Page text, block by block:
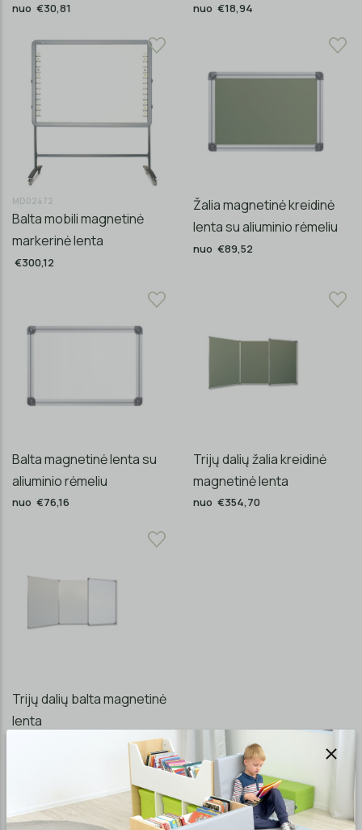
nuo €30,81 nuo €18,94
MD02472
Balta mobili magnetinė
markerinė lenta
€300,12
Žalia magnetinė kreidinė
lenta su aliuminio rėmeliu
nuo €89,52
Balta magnetinė lenta su
aliuminio rėmeliu
nuo €76,16
Trijų dalių žalia kreidinė
magnetinė lenta
nuo €354,70
Trijų dalių balta magnetinė
lenta